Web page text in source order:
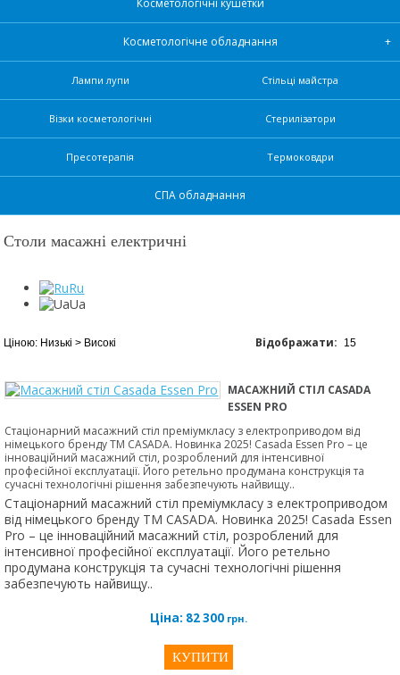
Косметологічні кушетки
Косметологічне обладнання
Лампи лупи Стільці майстра
Візки косметологічні Стерилізатори
Пресотерапія Термоковдри
СПА обладнання
Столи масажні електричні
Ru
Ua
Відображати:
МАСАЖНИЙ СТІЛ CASADA
ESSEN PRO
Стаціонарний масажний стіл преміумкласу з електроприводом від
німецького бренду ТМ CASADA. Новинка 2025! Casada Essen Pro – це
інноваційний масажний стіл, розроблений для інтенсивної
професійної експлуатації. Його ретельно продумана конструкція та
сучасні технологічні рішення забезпечують найвищу..
Стаціонарний масажний стіл преміумкласу з електроприводом
від німецького бренду ТМ CASADA. Новинка 2025! Casada Essen
Pro – це інноваційний масажний стіл, розроблений для
інтенсивної професійної експлуатації. Його ретельно
продумана конструкція та сучасні технологічні рішення
забезпечують найвищу..
Ціна: 82 300 грн.